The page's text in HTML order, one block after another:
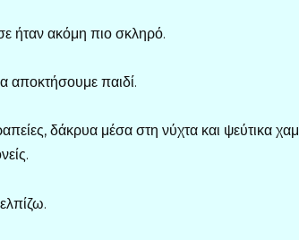
ήταν ακόμη πιο σκληρό.
αποκτήσουμε παιδί.
δάκρυα μέσα στη νύχτα και ψεύτικα